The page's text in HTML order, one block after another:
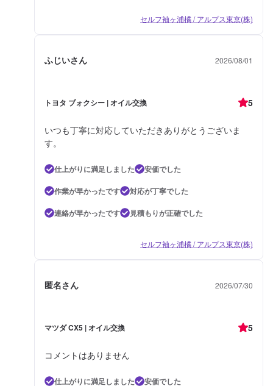
セルフ袖ヶ浦橘 / アルプス東京(株)
ふじいさん 2026/08/01
トヨタ ブォクシー | オイル交換 5
いつも丁寧に対応していただきありがとうございま
す。
仕上がりに満足しました
安価でした
作業が早かったです
対応が丁寧でした
連絡が早かったです
見積もりが正確でした
セルフ袖ヶ浦橘 / アルプス東京(株)
匿名さん 2026/07/30
マツダ CX5 | オイル交換 5
コメントはありません
仕上がりに満足しました
安価でした